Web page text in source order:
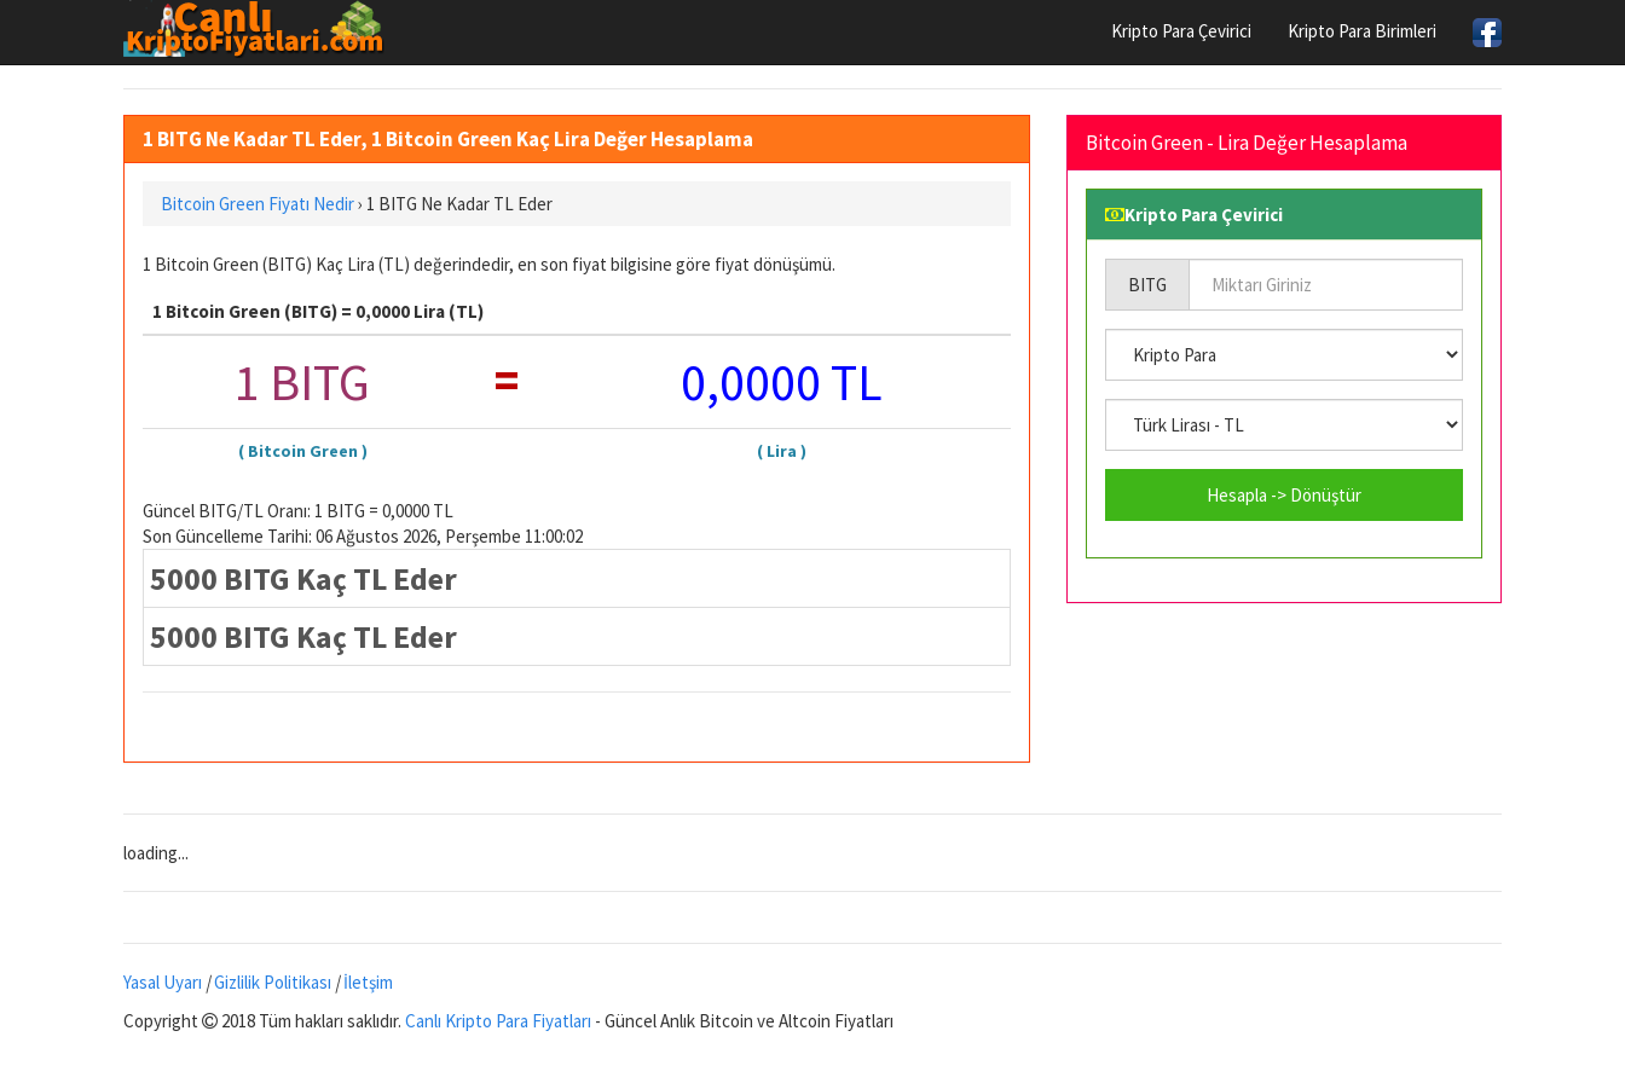
Kripto Para Çevirici Kripto Para Birimleri
1 BITG Ne Kadar TL Eder, 1 Bitcoin Green Kaç Lira Değer Hesaplama
Bitcoin Green Fiyatı Nedir› 1 BITG Ne Kadar TL Eder
1 Bitcoin Green (BITG) Kaç Lira (TL) değerindedir, en son fiyat bilgisine göre fiyat dönüşümü.
1 Bitcoin Green (BITG) = 0,0000 Lira (TL)
1 BITG = 0,0000 TL
( Bitcoin Green ) ( Lira )
Güncel BITG/TL Oranı: 1 BITG = 0,0000 TL
Son Güncelleme Tarihi: 06 Ağustos 2026, Perşembe 11:00:02
5000 BITG Kaç TL Eder
5000 BITG Kaç TL Eder
Bitcoin Green - Lira Değer Hesaplama
Kripto Para Çevirici
BITG
Hesapla -> Dönüştür
loading...
Yasal Uyarı |Gizlilik Politikası |İletşim
Copyright
2018 Tüm hakları saklıdır. Canlı Kripto Para Fiyatları - Güncel Anlık Bitcoin ve Altcoin Fiyatları